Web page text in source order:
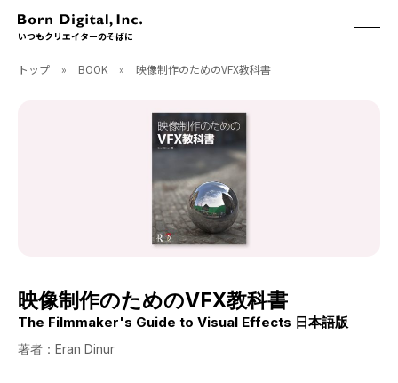
いつもクリエイターのそばに
ABOUT
CGWORLD.jp
BOOK
刊行順
ゲーム/CG
SEMINAR
有料セミナー
トップ » BOOK » 映像制作のためのVFX教科書
映像制作のためのVFX教科書
The Filmmaker's Guide to Visual Effects 日本語版
著者：Eran Dinur